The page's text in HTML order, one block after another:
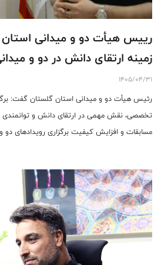
رییس هیأت دو و میدانی
زمینه ارتقای دانش در دو و
1405/04/31
رئیس هیأت دو و میدانی استان گلستان گفت:
تخصصی، نقش مهمی در ارتقای دانش و توانمندی
مسابقات و افزایش کیفیت برگزاری رویدادهای دو و